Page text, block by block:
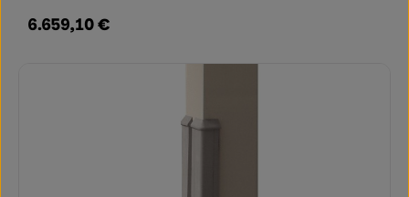
Regulärer Preis:
6.659,10 €